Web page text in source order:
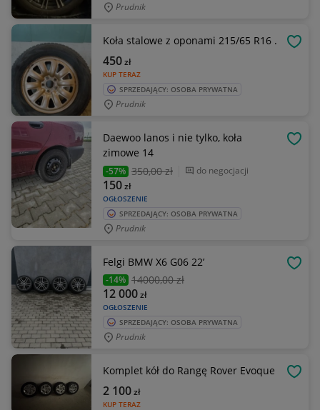
Prudnik
Koła stalowe z oponami 215/65 R16 .
KUP TERAZ
450zł
SPRZEDAJĄCY: OSOBA PRYWATNA
Prudnik
Daewoo lanos i nie tylko, koła
zimowe 14
-57% 350,00 zł do negocjacji
OGŁOSZENIE
150zł
SPRZEDAJĄCY: OSOBA PRYWATNA
Prudnik
Felgi BMW X6 G06 22’
-14% 14000,00 zł
OGŁOSZENIE
12 000zł
SPRZEDAJĄCY: OSOBA PRYWATNA
Prudnik
Komplet kół do Rangę Rover Evoque
KUP TERAZ
2 100zł